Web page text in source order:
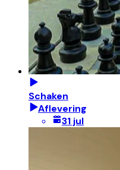
Schaken
Aflevering
31 jul